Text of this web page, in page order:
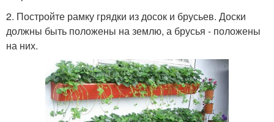
2. Постройте рамку грядки из досок и брусьев. Доски
должны быть положены на землю, а брусья - положены
на них.